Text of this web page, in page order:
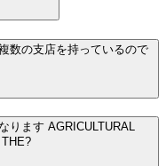
数の支店を持っているので
ります AGRICULTURAL